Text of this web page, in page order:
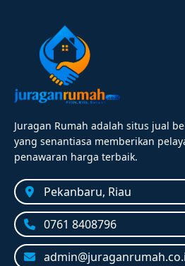
Juragan Rumah adalah situs jual
yang senantiasa memberikan
penawaran harga terbaik.
Pekanbaru, Riau
0761 8408796